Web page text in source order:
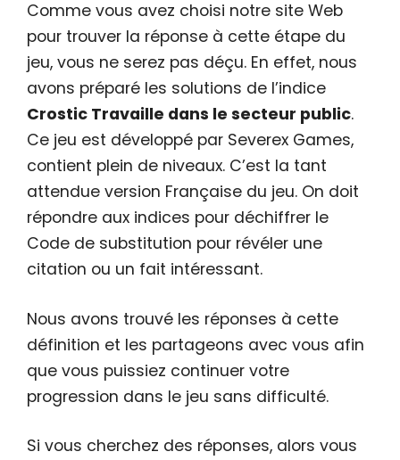
Comme vous avez choisi notre site Web
pour trouver la réponse à cette étape du
jeu, vous ne serez pas déçu. En effet, nous
avons préparé les solutions de l’indice
Crostic Travaille dans le secteur public.
Ce jeu est développé par Severex Games,
contient plein de niveaux. C’est la tant
attendue version Française du jeu. On doit
répondre aux indices pour déchiffrer le
Code de substitution pour révéler une
citation ou un fait intéressant.
Nous avons trouvé les réponses à cette
définition et les partageons avec vous afin
que vous puissiez continuer votre
progression dans le jeu sans difficulté.
Si vous cherchez des réponses, alors vous